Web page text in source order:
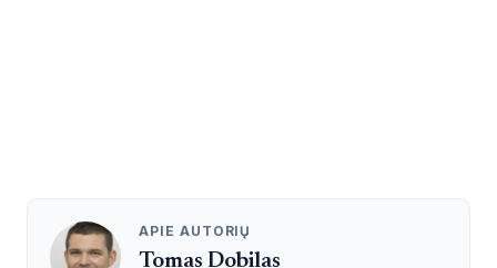
APIE AUTORIŲ
Tomas Dobilas